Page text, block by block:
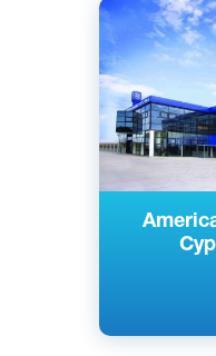
Английский
Греческий
Ларнака, Кипр
Частный